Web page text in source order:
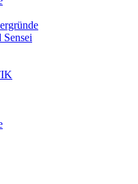
Sensei